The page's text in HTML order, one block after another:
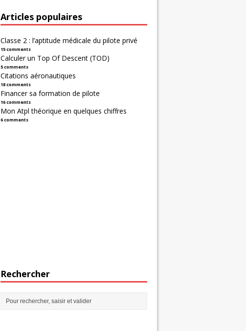
Articles populaires
Classe 2 : l’aptitude médicale du pilote privé
15 comments
Calculer un Top Of Descent (TOD)
5 comments
Citations aéronautiques
18 comments
Financer sa formation de pilote
16 comments
Mon Atpl théorique en quelques chiffres
6 comments
Rechercher